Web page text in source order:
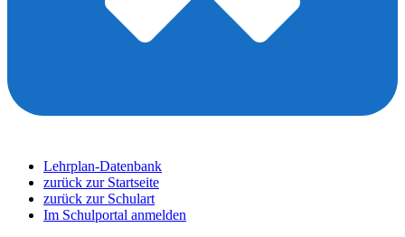
Lehrplan-Datenbank
zurück zur Startseite
zurück zur Schulart
Im Schulportal anmelden